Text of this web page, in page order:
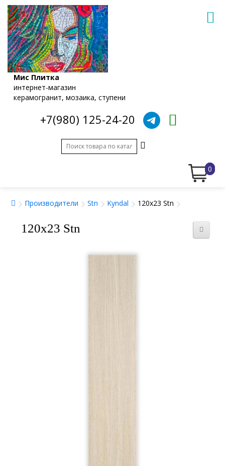
Мис Плитка
интернет-магазин
керамогранит, мозаика, ступени
+7(980) 125-24-20
0
Производители Stn Kyndal 120x23 Stn
120x23 Stn